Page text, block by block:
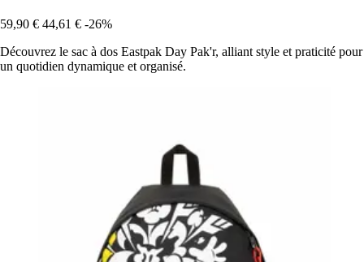
59,90 € 44,61 € -26%
Découvrez le sac à dos Eastpak Day Pak'r, alliant style et praticité pour
un quotidien dynamique et organisé.